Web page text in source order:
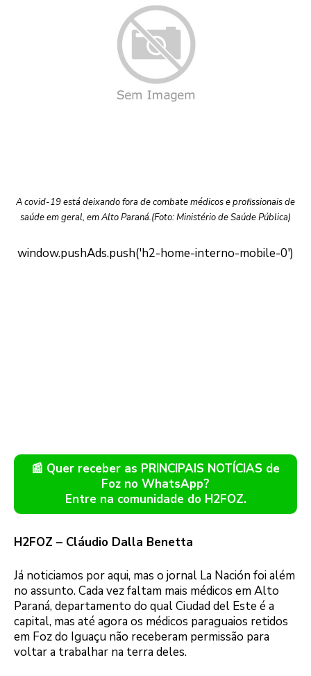
A covid-19 está deixando fora de combate médicos e profissionais de
saúde em geral, em Alto Paraná.(Foto: Ministério de Saúde Pública)
📰 Quer receber as PRINCIPAIS NOTÍCIAS de
Foz no WhatsApp?
Entre na comunidade do H2FOZ.
H2FOZ – Cláudio Dalla Benetta
Já noticiamos por aqui, mas o jornal La Nación foi além
no assunto. Cada vez faltam mais médicos em Alto
Paraná, departamento do qual Ciudad del Este é a
capital, mas até agora os médicos paraguaios retidos
em Foz do Iguaçu não receberam permissão para
voltar a trabalhar na terra deles.